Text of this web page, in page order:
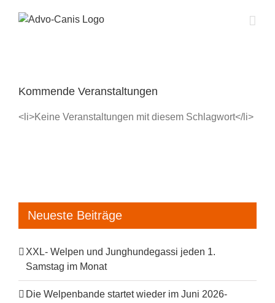
Inhalt
Kommende Veranstaltungen
<li>Keine Veranstaltungen mit diesem Schlagwort</li>
Neueste Beiträge
XXL- Welpen und Junghundegassi jeden 1.
Samstag im Monat
Die Welpenbande startet wieder im Juni 2026-